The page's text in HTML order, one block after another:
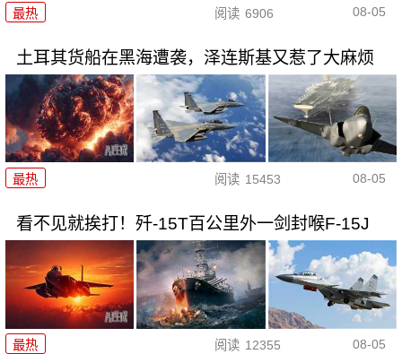
最热 阅读 6906 08-05
土耳其货船在黑海遭袭，泽连斯基又惹了大麻烦
最热 阅读 15453 08-05
看不见就挨打！歼-15T百公里外一剑封喉F-15J
最热 阅读 12355 08-05